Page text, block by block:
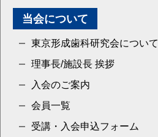
当会について
東京形成歯科研究会について
理事長/施設長 挨拶
入会のご案内
会員一覧
受講・入会申込フォーム